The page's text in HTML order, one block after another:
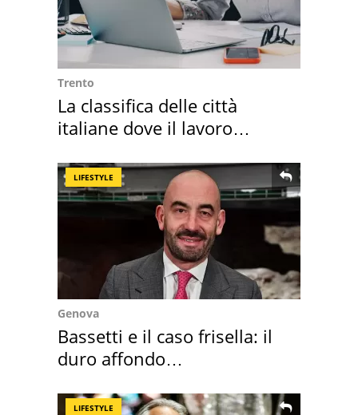
Trento
La classifica delle città
italiane dove il lavoro
LIFESTYLE
Genova
Bassetti e il caso frisella: il
duro affondo
LIFESTYLE